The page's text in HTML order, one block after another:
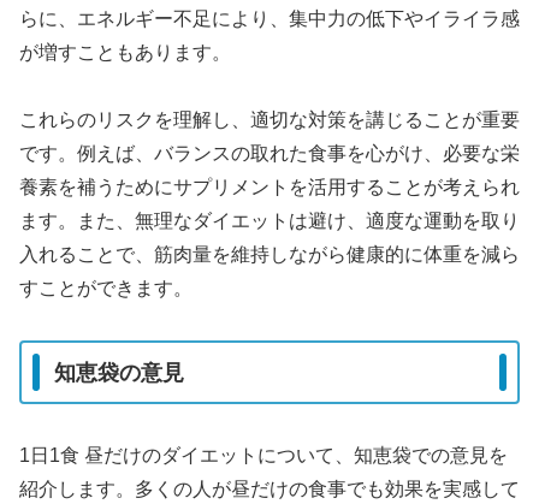
らに、エネルギー不足により、集中力の低下やイライラ感
が増すこともあります。
これらのリスクを理解し、適切な対策を講じることが重要
です。例えば、バランスの取れた食事を心がけ、必要な栄
養素を補うためにサプリメントを活用することが考えられ
ます。また、無理なダイエットは避け、適度な運動を取り
入れることで、筋肉量を維持しながら健康的に体重を減ら
すことができます。
知恵袋の意見
1日1食 昼だけのダイエットについて、知恵袋での意見を
紹介します。多くの人が昼だけの食事でも効果を実感して